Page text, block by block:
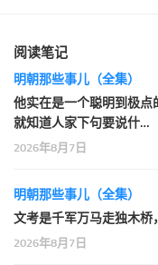
阅读笔记
明朝那些事儿（全集）
他实在是一个聪明到极
就知道人家下句要说什…
2026年8月7日
明朝那些事儿（全集）
文考是千军万马走独木桥
2026年8月7日